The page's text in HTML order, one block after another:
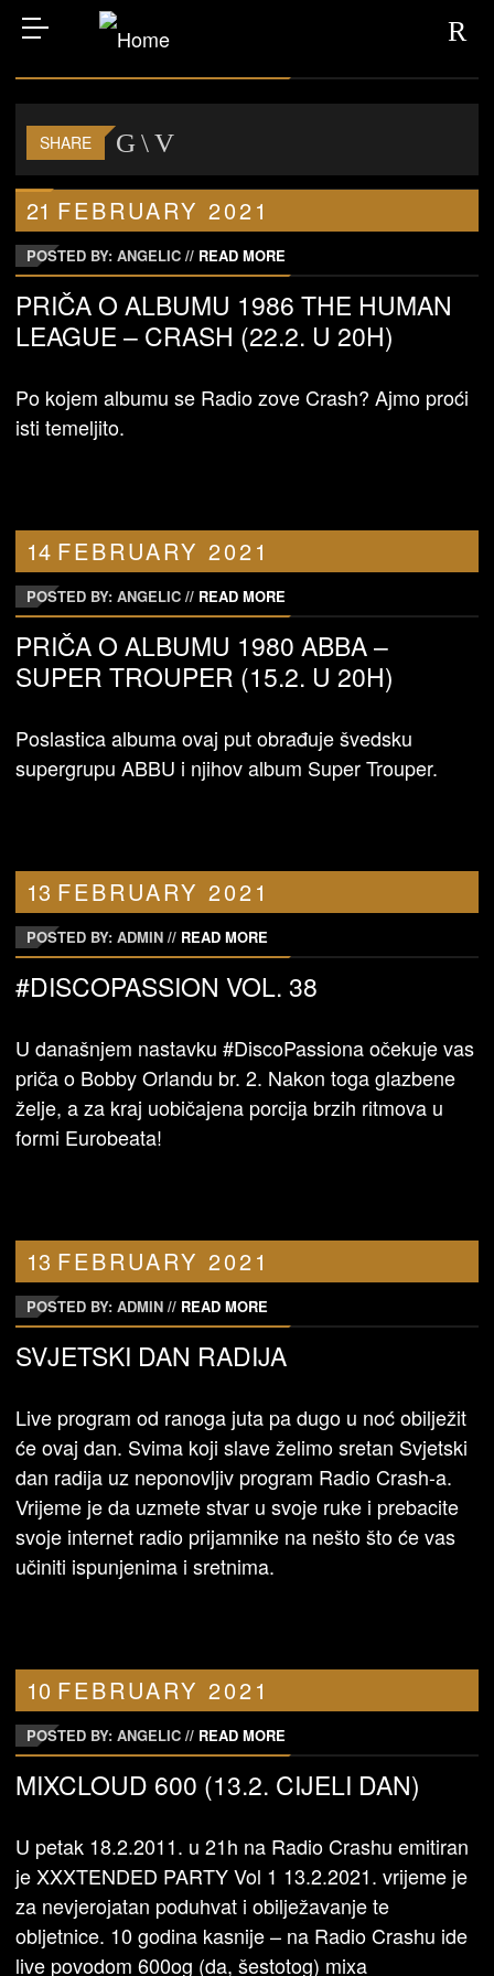
SHARE
21 FEBRUARY2021
POSTED BY: ANGELIC // READ MORE
PRIČA O ALBUMU 1986 THE HUMAN
LEAGUE – CRASH (22.2. U 20H)
Po kojem albumu se Radio zove Crash? Ajmo proći
isti temeljito.
14 FEBRUARY2021
POSTED BY: ANGELIC // READ MORE
PRIČA O ALBUMU 1980 ABBA –
SUPER TROUPER (15.2. U 20H)
Poslastica albuma ovaj put obrađuje švedsku
supergrupu ABBU i njihov album Super Trouper.
13 FEBRUARY2021
POSTED BY: ADMIN // READ MORE
#DISCOPASSION VOL. 38
U današnjem nastavku #DiscoPassiona očekuje vas
priča o Bobby Orlandu br. 2. Nakon toga glazbene
želje, a za kraj uobičajena porcija brzih ritmova u
formi Eurobeata!
13 FEBRUARY2021
POSTED BY: ADMIN // READ MORE
SVJETSKI DAN RADIJA
Live program od ranoga juta pa dugo u noć obilježit
će ovaj dan. Svima koji slave želimo sretan Svjetski
dan radija uz neponovljiv program Radio Crash-a.
Vrijeme je da uzmete stvar u svoje ruke i prebacite
svoje internet radio prijamnike na nešto što će vas
učiniti ispunjenima i sretnima.
10 FEBRUARY2021
POSTED BY: ANGELIC // READ MORE
MIXCLOUD 600 (13.2. CIJELI DAN)
U petak 18.2.2011. u 21h na Radio Crashu emitiran
je XXXTENDED PARTY Vol 1 13.2.2021. vrijeme je
za nevjerojatan poduhvat i obilježavanje te
obljetnice. 10 godina kasnije – na Radio Crashu ide
live povodom 600og (da, šestotog) mixa